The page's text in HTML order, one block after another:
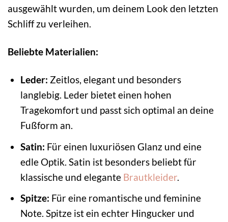
ausgewählt wurden, um deinem Look den letzten
Schliff zu verleihen.
Beliebte Materialien:
Leder: Zeitlos, elegant und besonders
langlebig. Leder bietet einen hohen
Tragekomfort und passt sich optimal an deine
Fußform an.
Satin: Für einen luxuriösen Glanz und eine
edle Optik. Satin ist besonders beliebt für
klassische und elegante Brautkleider.
Spitze: Für eine romantische und feminine
Note. Spitze ist ein echter Hingucker und